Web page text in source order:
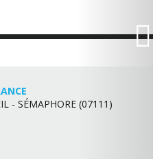
- SÉMAPHORE (07111)